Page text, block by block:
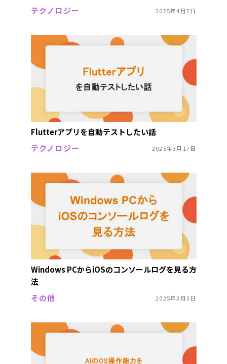
テクノロジー
2025年4月7日
Flutterアプリを自動テストしたい話
テクノロジー
2025年3月17日
Windows PCからiOSのコンソールログを見る方
法
その他
2025年3月3日